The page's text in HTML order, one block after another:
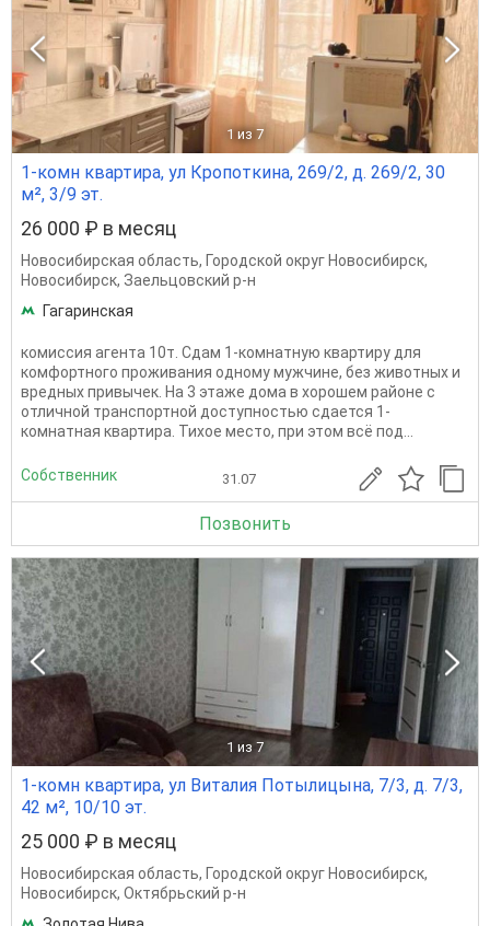
1 из 7
1-комн квартира, ул Кропоткина, 269/2, д. 269/2, 30
м², 3/9 эт.
26 000 ₽ в месяц
Новосибирская область, Городской округ Новосибирск,
Новосибирск, Заельцовский р-н
Гагаринская
комиссия агента 10т. Сдам 1-комнатную квартиру для
комфортного проживания одному мужчине, без животных и
вредных привычек. На 3 этаже дома в хорошем районе с
отличной транспортной доступностью сдается 1-
комнатная квартира. Тихое место, при этом всё под...
Собственник 31.07
Позвонить
1 из 7
1-комн квартира, ул Виталия Потылицына, 7/3, д. 7/3,
42 м², 10/10 эт.
25 000 ₽ в месяц
Новосибирская область, Городской округ Новосибирск,
Новосибирск, Октябрьский р-н